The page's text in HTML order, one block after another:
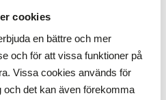
cookies
en bättre och mer
och för att vissa funktioner på
Vissa cookies används för
det kan även förekomma